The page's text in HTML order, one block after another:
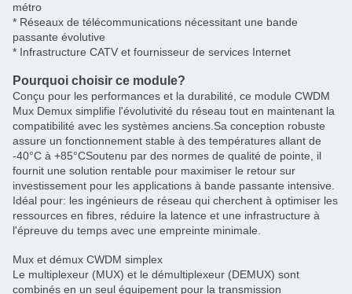
métro
* Réseaux de télécommunications nécessitant une bande
passante évolutive
* Infrastructure CATV et fournisseur de services Internet
Pourquoi choisir ce module?
Conçu pour les performances et la durabilité, ce module CWDM
Mux Demux simplifie l'évolutivité du réseau tout en maintenant la
compatibilité avec les systèmes anciens.Sa conception robuste
assure un fonctionnement stable à des températures allant de
-40°C à +85°CSoutenu par des normes de qualité de pointe, il
fournit une solution rentable pour maximiser le retour sur
investissement pour les applications à bande passante intensive.
Idéal pour: les ingénieurs de réseau qui cherchent à optimiser les
ressources en fibres, réduire la latence et une infrastructure à
l'épreuve du temps avec une empreinte minimale.
Mux et démux CWDM simplex
Le multiplexeur (MUX) et le démultiplexeur (DEMUX) sont
combinés en un seul équipement pour la transmission